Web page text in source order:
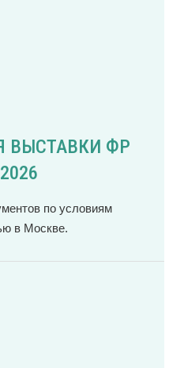
ВЫСТАВКИ ФР
по условиям
в Москве.